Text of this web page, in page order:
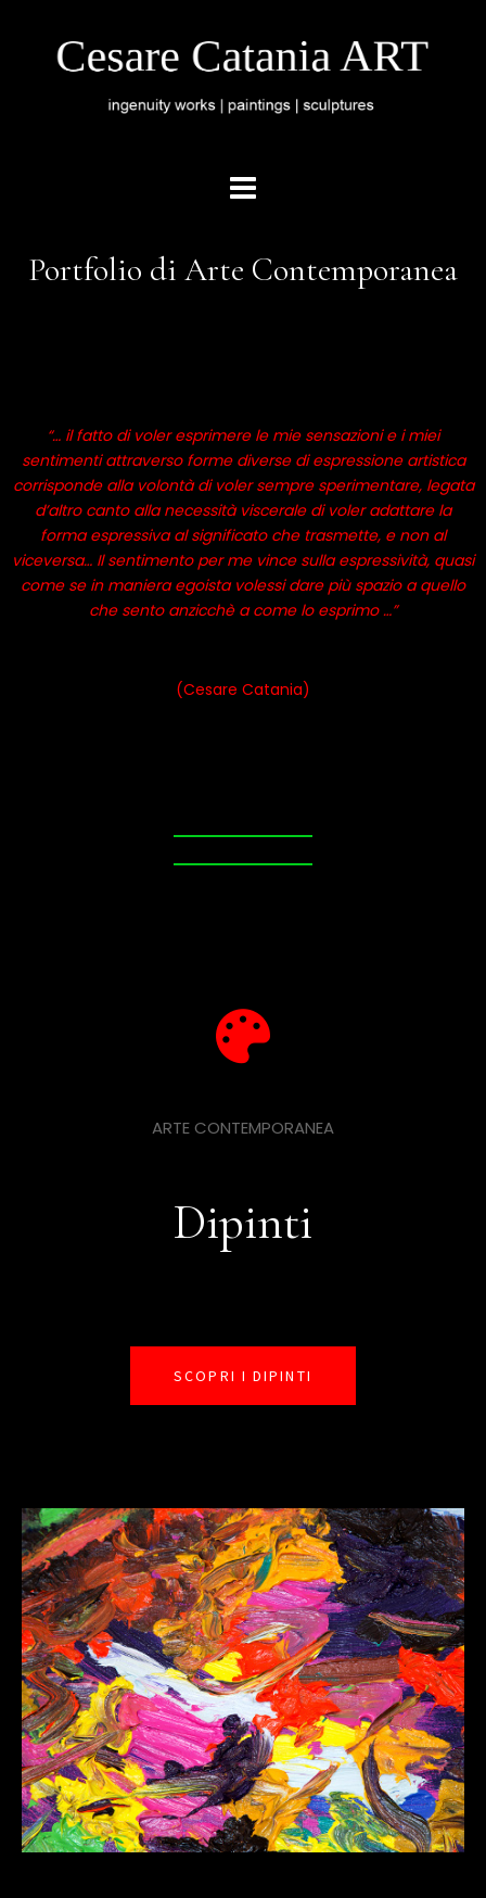
Portfolio di Arte Contemporanea
“… il fatto di voler esprimere le mie sensazioni e i miei
sentimenti attraverso forme diverse di espressione artistica
corrisponde alla volontà di voler sempre sperimentare, legata
d’altro canto alla necessità viscerale di voler adattare la
forma espressiva al significato che trasmette, e non al
viceversa… Il sentimento per me vince sulla espressività, quasi
come se in maniera egoista volessi dare più spazio a quello
che sento anzicchè a come lo esprimo …”
(Cesare Catania)
ARTE CONTEMPORANEA
Dipinti
SCOPRI I DIPINTI